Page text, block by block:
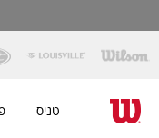
טניס